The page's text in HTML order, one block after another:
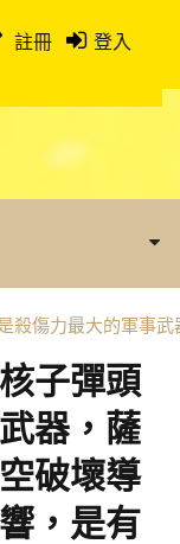
註冊 登入
殺傷力最大的軍事武
子彈頭
器，薩
破壞導
，是有